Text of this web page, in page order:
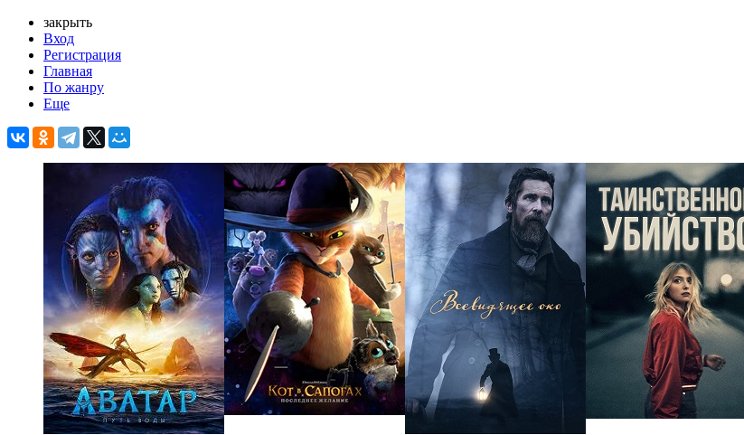
закрыть
Вход
Регистрация
Главная
По жанру
Еще